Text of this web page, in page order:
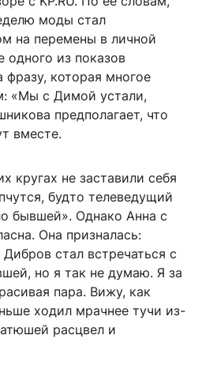
моды стал
на перемены в личной
из показов
фразу, которая многое
«Мы с Димой устали,
предполагает, что
вместе.
кругах не заставили себя
будто телеведущий
бывшей». Однако Анна с
Она призналась:
стал встречаться с
но я так не думаю. Я за
пара. Вижу, как
ходил мрачнее тучи из-
расцвел и